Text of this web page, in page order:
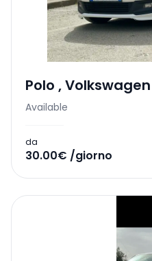
Polo ,Volkswagen
Available
da
30.00€ /giorno